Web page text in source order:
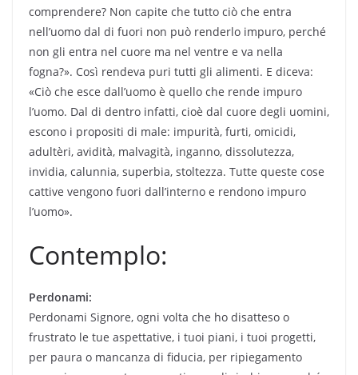
comprendere? Non capite che tutto ciò che entra
nell’uomo dal di fuori non può renderlo impuro, perché
non gli entra nel cuore ma nel ventre e va nella
fogna?». Così rendeva puri tutti gli alimenti. E diceva:
«Ciò che esce dall’uomo è quello che rende impuro
l’uomo. Dal di dentro infatti, cioè dal cuore degli uomini,
escono i propositi di male: impurità, furti, omicidi,
adultèri, avidità, malvagità, inganno, dissolutezza,
invidia, calunnia, superbia, stoltezza. Tutte queste cose
cattive vengono fuori dall’interno e rendono impuro
l’uomo».
Contemplo:
Perdonami:
Perdonami Signore, ogni volta che ho disatteso o
frustrato le tue aspettative, i tuoi piani, i tuoi progetti,
per paura o mancanza di fiducia, per ripiegamento